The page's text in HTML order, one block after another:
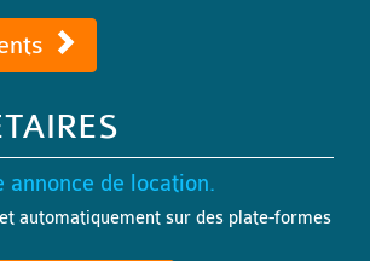
annonce de location.
automatiquement sur des plate-formes